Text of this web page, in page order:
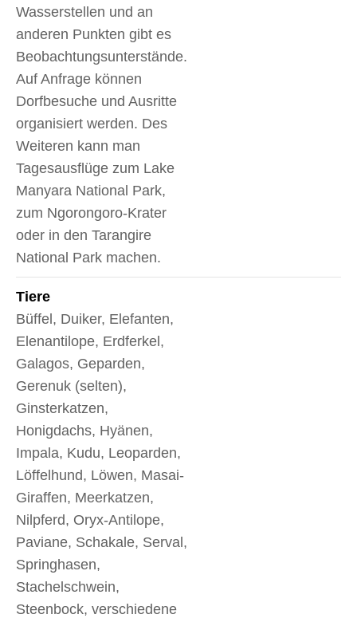
Wasserstellen und an
anderen Punkten gibt es
Beobachtungsunterstände.
Auf Anfrage können
Dorfbesuche und Ausritte
organisiert werden. Des
Weiteren kann man
Tagesausflüge zum Lake
Manyara National Park,
zum Ngorongoro-Krater
oder in den Tarangire
National Park machen.
Tiere
Büffel, Duiker, Elefanten,
Elenantilope, Erdferkel,
Galagos, Geparden,
Gerenuk (selten),
Ginsterkatzen,
Honigdachs, Hyänen,
Impala, Kudu, Leoparden,
Löffelhund, Löwen, Masai-
Giraffen, Meerkatzen,
Nilpferd, Oryx-Antilope,
Paviane, Schakale, Serval,
Springhasen,
Stachelschwein,
Steenbock, verschiedene